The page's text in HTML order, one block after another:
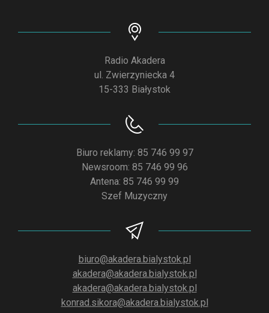
Radio Akadera
ul. Zwierzyniecka 4
15-333 Białystok
Biuro reklamy: 85 746 99 97
Newsroom: 85 746 99 96
Antena: 85 746 99 99
Szef Muzyczny
biuro@akadera.bialystok.pl
akadera@akadera.bialystok.pl
akadera@akadera.bialystok.pl
konrad.sikora@akadera.bialystok.pl